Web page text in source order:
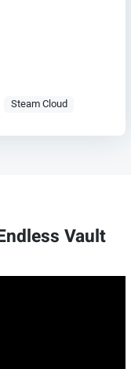
Steam Cloud
Vault